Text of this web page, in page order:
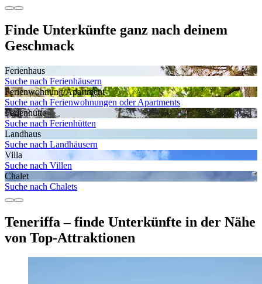
Finde Unterkünfte ganz nach deinem
Geschmack
Ferienhaus
Suche nach Ferienhäusern
Ferienwohnung/Apartment
Suche nach Ferienwohnungen oder Apartments
Ferienhütte
Suche nach Ferienhütten
Landhaus
Suche nach Landhäusern
Villa
Suche nach Villen
Chalet
Suche nach Chalets
Teneriffa – finde Unterkünfte in der Nähe
von Top-Attraktionen